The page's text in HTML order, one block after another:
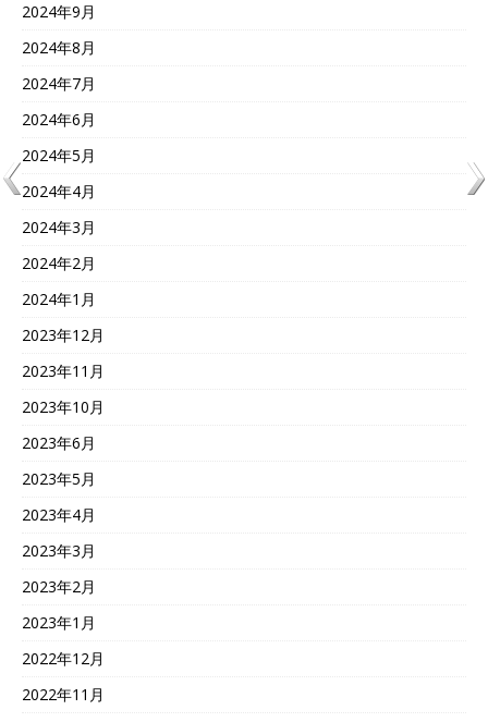
2024年9月
2024年8月
2024年7月
2024年6月
2024年5月
2024年4月
2024年3月
2024年2月
2024年1月
2023年12月
2023年11月
2023年10月
2023年6月
2023年5月
2023年4月
2023年3月
2023年2月
2023年1月
2022年12月
2022年11月